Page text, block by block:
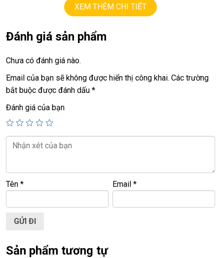
full HD 1080
RTX4050 =6G.
+ Pin 5h
.
Giá :19.5tr
TỐT💻
📍 Địa chỉ:60/26 Đồng Đen, P. Tân Bình, TP.HCM
🌐
Tất cảsản phẩm tại Laptop Tri ều Phát đều được kiểm tra và
XEM THÊM CHI TIẾT
Đánh giá sản phẩm
Chưa có đánh giá nào.
Email của bạn sẽ không được hiển thị công khai. Các trường
bắt buộc được đánh dấu *
Đánh giá của bạn
Tên * Email*
Sản phẩm tương tự